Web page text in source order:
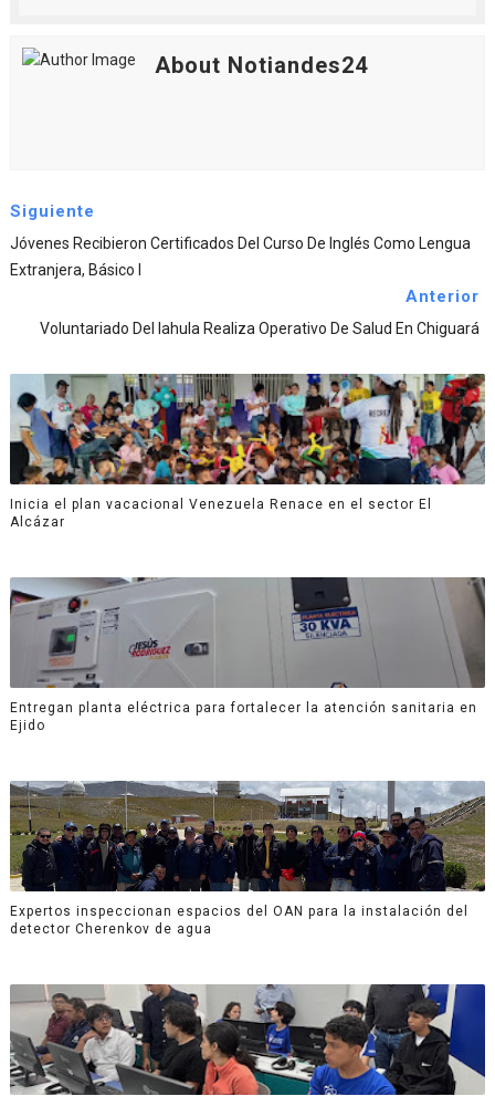
About Notiandes24
Siguiente
Jóvenes Recibieron Certificados Del Curso De Inglés Como Lengua
Extranjera, Básico I
Anterior
Voluntariado Del Iahula Realiza Operativo De Salud En Chiguará
Inicia el plan vacacional Venezuela Renace en el sector El
Alcázar
Entregan planta eléctrica para fortalecer la atención sanitaria en
Ejido
Expertos inspeccionan espacios del OAN para la instalación del
detector Cherenkov de agua